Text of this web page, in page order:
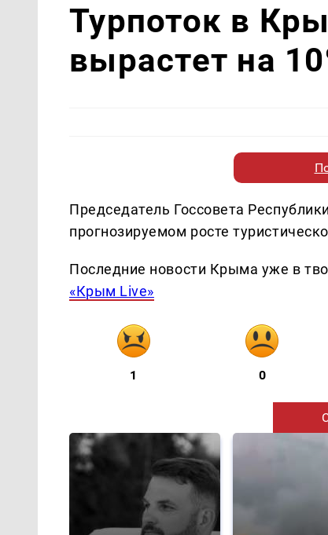
Турпоток в
вырастет на
Председатель Госсовета
прогнозируемом росте
Последние новости Крыма уже в
«Крым Live»
1 0